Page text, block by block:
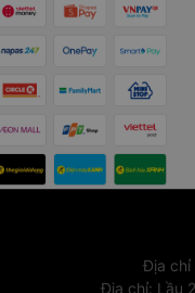
Địa chỉ
Địa chỉ: Lầu